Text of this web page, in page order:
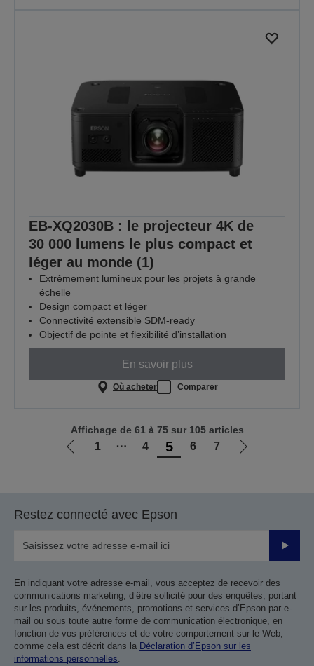
EB-XQ2030B : le projecteur 4K de
30 000 lumens le plus compact et
léger au monde (1)
Extrêmement lumineux pour les projets à grande
échelle
Design compact et léger
Connectivité extensible SDM-ready
Objectif de pointe et flexibilité d’installation
En savoir plus
Où acheter Comparer
Aller
précédente
1 ⋯ 4 5 6 7
Aller
Affichage de 61 à 75 sur 105 articles
Restez connecté avec Epson
Valider
En indiquant votre adresse e-mail, vous acceptez de recevoir des
communications marketing, d’être sollicité pour des enquêtes, portant
sur les produits, événements, promotions et services d’Epson par e-
mail ou sous toute autre forme de communication électronique, en
fonction de vos préférences et de votre comportement sur le Web,
comme cela est décrit dans la Déclaration d’Epson sur les
informations personnelles.